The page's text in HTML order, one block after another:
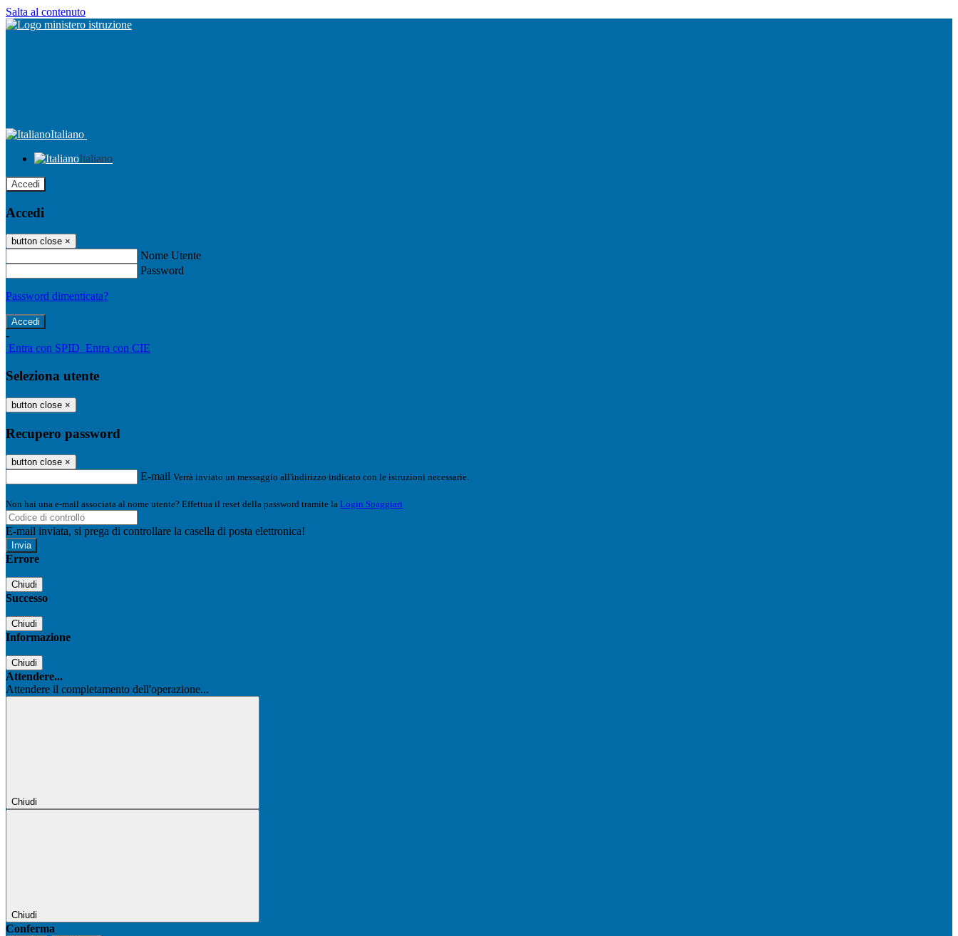
Salta al contenuto
Italiano
Italiano
Accedi
Accedi
button close ×
Nome Utente
Password
Password dimenticata?
-
Entra con SPID Entra con CIE
Seleziona utente
button close ×
Recupero password
button close ×
E-mail Verrà inviato un messaggio all'indirizzo indicato con le istruzioni necessarie.
Non hai una e-mail associata al nome utente? Effettua il reset della password tramite la Login Spaggiari
E-mail inviata, si prega di controllare la casella di posta elettronica!
Errore
Chiudi
Successo
Chiudi
Informazione
Chiudi
Attendere...
Attendere il completamento dell'operazione...
Chiudi
Chiudi
Conferma